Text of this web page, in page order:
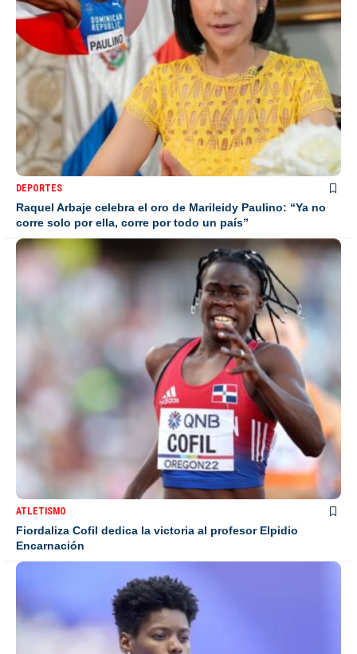
DEPORTES
Raquel Arbaje celebra el oro de Marileidy Paulino: “Ya no
corre solo por ella, corre por todo un país”
ATLETISMO
Fiordaliza Cofil dedica la victoria al profesor Elpidio
Encarnación